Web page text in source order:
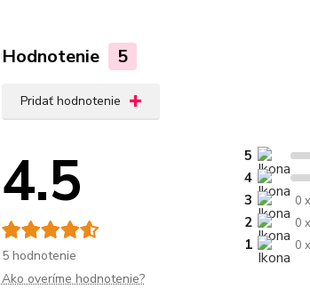
Hodnotenie 5
Pridať hodnotenie
4.5
5 hodnotenie
5
4
3 0 x
2 0 x
1 0 x
Ako overíme hodnotenie?